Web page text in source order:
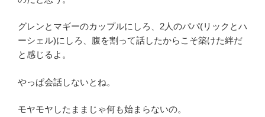
Way
to
Final
あ
す
グレンとマギーのカップルにしろ、2人のパパ(リックとハ
ーシェル)にしろ、腹を割って話したからこそ築けた絆だ
と感じるよ。
やっぱ会話しないとね。
モヤモヤしたままじゃ何も始まらないの。